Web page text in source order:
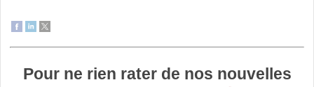
Pour ne rien rater de nos nouvelles